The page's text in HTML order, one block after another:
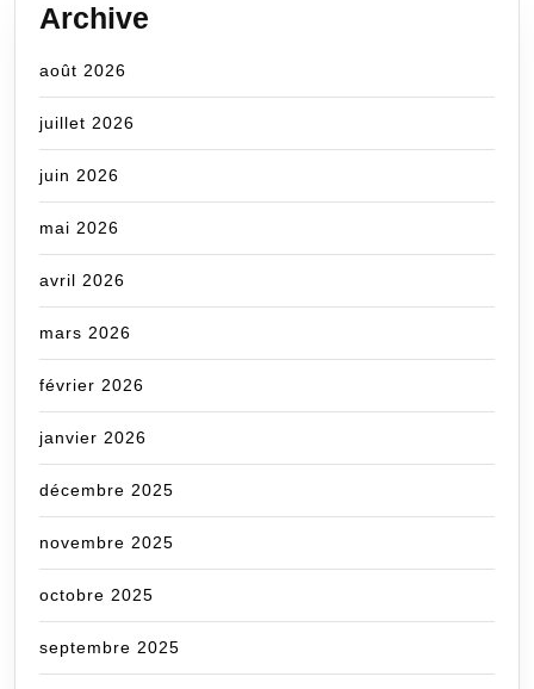
Archive
août 2026
juillet 2026
juin 2026
mai 2026
avril 2026
mars 2026
février 2026
janvier 2026
décembre 2025
novembre 2025
octobre 2025
septembre 2025